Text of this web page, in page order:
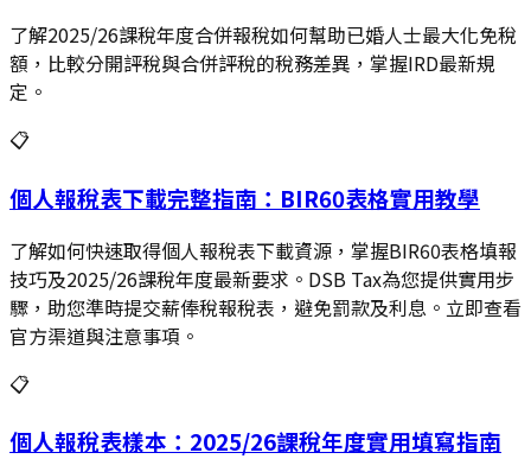
了解2025/26課稅年度合併報稅如何幫助已婚人士最大化免稅
額，比較分開評稅與合併評稅的稅務差異，掌握IRD最新規
定。
📋
個人報稅表下載完整指南：BIR60表格實用教學
了解如何快速取得個人報稅表下載資源，掌握BIR60表格填報
技巧及2025/26課稅年度最新要求。DSB Tax為您提供實用步
驟，助您準時提交薪俸稅報稅表，避免罰款及利息。立即查看
官方渠道與注意事項。
📋
個人報稅表樣本：2025/26課稅年度實用填寫指南